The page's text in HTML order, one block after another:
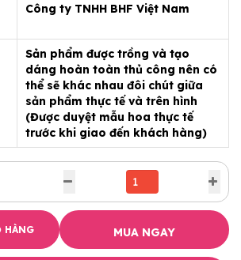
Công ty TNHH BHF Việt Nam
Sản phẩm được trồng và tạo
dáng hoàn toàn thủ công nên có
thể sẽ khác nhau đôi chút giữa
sản phẩm thực tế và trên hình
(Được duyệt mẫu hoa thực tế
trước khi giao đến khách hàng)
HÀNG MUA NGAY